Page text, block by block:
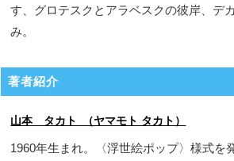
す、グロテスクとアラベスクの彼岸、デ
み。
著者紹介
山本 タカト （ヤマモト タカト）
1960年生まれ。〈浮世絵ポップ〉様式を